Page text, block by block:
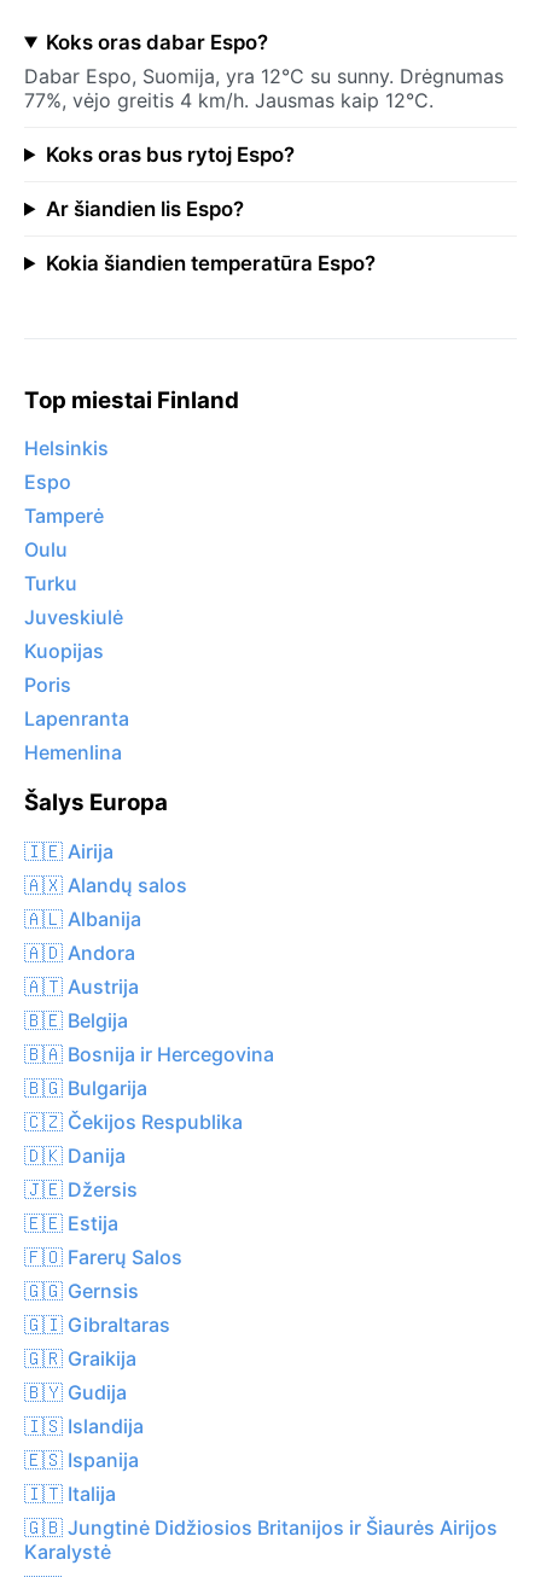
Koks oras dabar Espo?
Dabar Espo, Suomija, yra 12°C su sunny. Drėgnumas
77%, vėjo greitis 4 km/h. Jausmas kaip 12°C.
Koks oras bus rytoj Espo?
Ar šiandien lis Espo?
Kokia šiandien temperatūra Espo?
Top miestai Finland
Helsinkis
Espo
Tamperė
Oulu
Turku
Juveskiulė
Kuopijas
Poris
Lapenranta
Hemenlina
Šalys Europa
🇮🇪 Airija
🇦🇽 Alandų salos
🇦🇱 Albanija
🇦🇩 Andora
🇦🇹 Austrija
🇧🇪 Belgija
🇧🇦 Bosnija ir Hercegovina
🇧🇬 Bulgarija
🇨🇿 Čekijos Respublika
🇩🇰 Danija
🇯🇪 Džersis
🇪🇪 Estija
🇫🇴 Farerų Salos
🇬🇬 Gernsis
🇬🇮 Gibraltaras
🇬🇷 Graikija
🇧🇾 Gudija
🇮🇸 Islandija
🇪🇸 Ispanija
🇮🇹 Italija
🇬🇧 Jungtinė Didžiosios Britanijos ir Šiaurės Airijos
Karalystė